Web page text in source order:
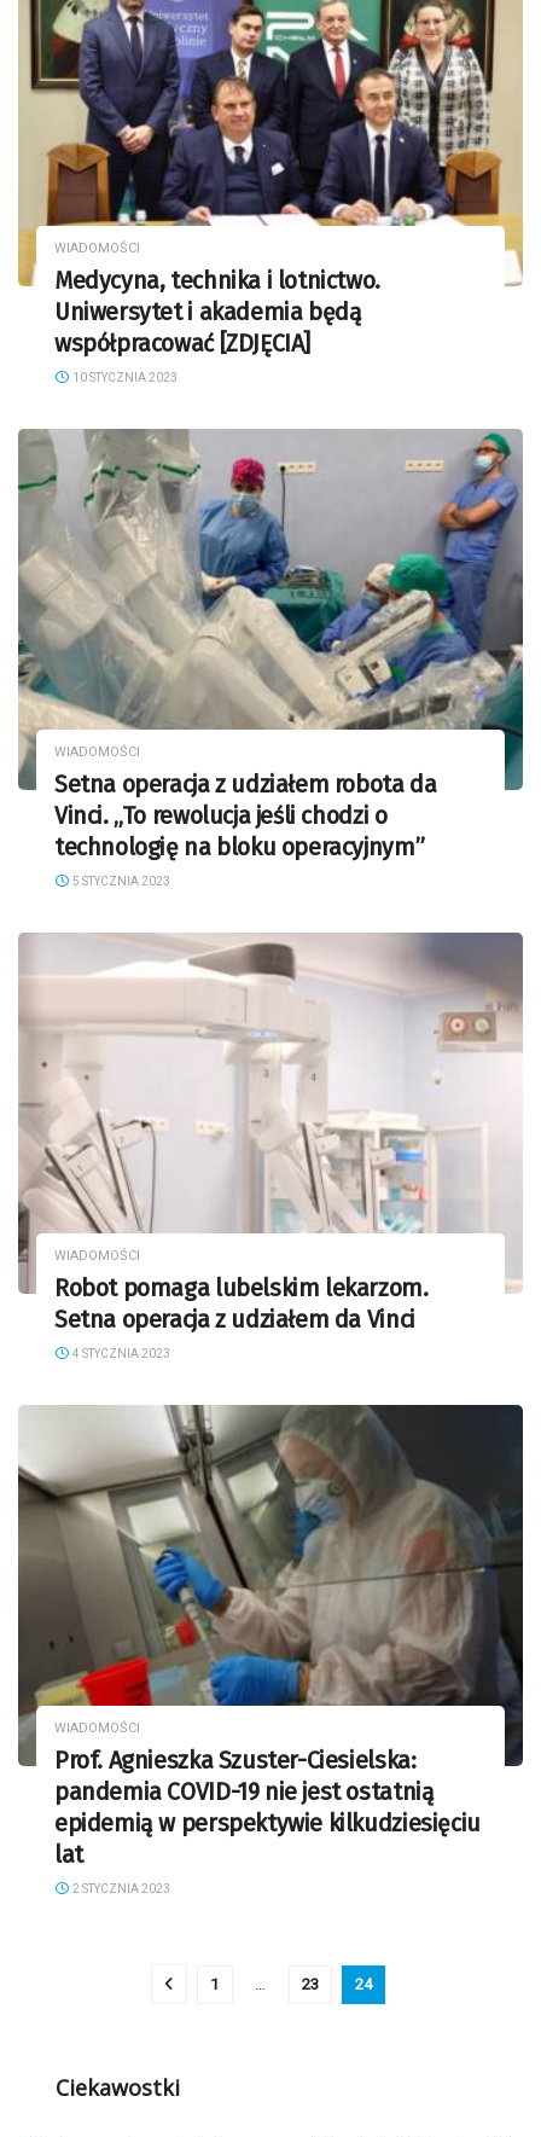
WIADOMOŚCI
Medycyna, technika i lotnictwo.
Uniwersytet i akademia będą
współpracować [ZDJĘCIA]
10 STYCZNIA 2023
WIADOMOŚCI
Setna operacja z udziałem robota da
Vinci. „To rewolucja jeśli chodzi o
technologię na bloku operacyjnym”
5 STYCZNIA 2023
WIADOMOŚCI
Robot pomaga lubelskim lekarzom.
Setna operacja z udziałem da Vinci
4 STYCZNIA 2023
WIADOMOŚCI
Prof. Agnieszka Szuster-Ciesielska:
pandemia COVID-19 nie jest ostatnią
epidemią w perspektywie kilkudziesięciu
lat
2 STYCZNIA 2023
1 23 24
Ciekawostki